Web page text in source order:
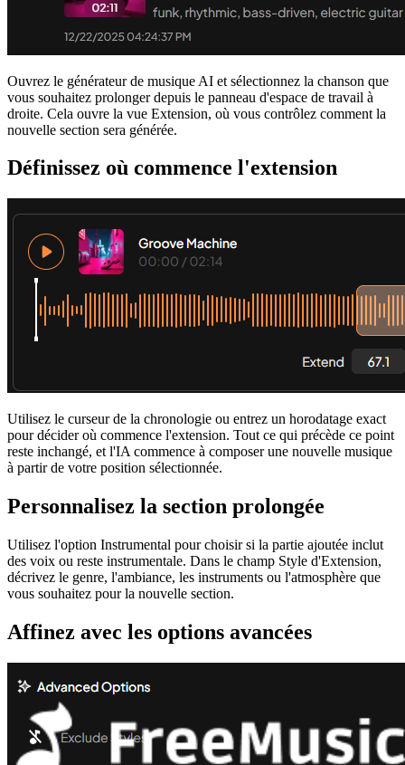
Ouvrez le générateur de musique AI et sélectionnez la chanson que
vous souhaitez prolonger depuis le panneau d'espace de travail à
droite. Cela ouvre la vue Extension, où vous contrôlez comment la
nouvelle section sera générée.
Définissez où commence l'extension
Utilisez le curseur de la chronologie ou entrez un horodatage exact
pour décider où commence l'extension. Tout ce qui précède ce point
reste inchangé, et l'IA commence à composer une nouvelle musique
à partir de votre position sélectionnée.
Personnalisez la section prolongée
Utilisez l'option Instrumental pour choisir si la partie ajoutée inclut
des voix ou reste instrumentale. Dans le champ Style d'Extension,
décrivez le genre, l'ambiance, les instruments ou l'atmosphère que
vous souhaitez pour la nouvelle section.
Affinez avec les options avancées